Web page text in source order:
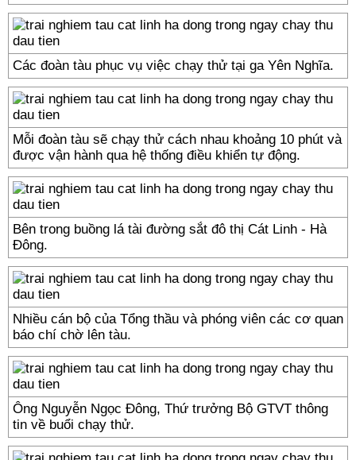
Các đoàn tàu phục vụ việc chạy thử tại ga Yên Nghĩa.
Mỗi đoàn tàu sẽ chạy thử cách nhau khoảng 10 phút và
được vận hành qua hệ thống điều khiển tự động.
Bên trong buồng lá tài đường sắt đô thị Cát Linh - Hà
Đông.
Nhiều cán bộ của Tổng thầu và phóng viên các cơ quan
báo chí chờ lên tàu.
Ông Nguyễn Ngọc Đông, Thứ trưởng Bộ GTVT thông
tin về buổi chạy thử.